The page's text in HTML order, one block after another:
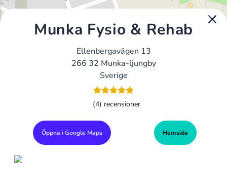
Munka Fysio & Rehab
Ellenbergavägen 13
266 32 Munka-ljungby
Sverige
(4) recensioner
Öppna i Google Maps Hemsida